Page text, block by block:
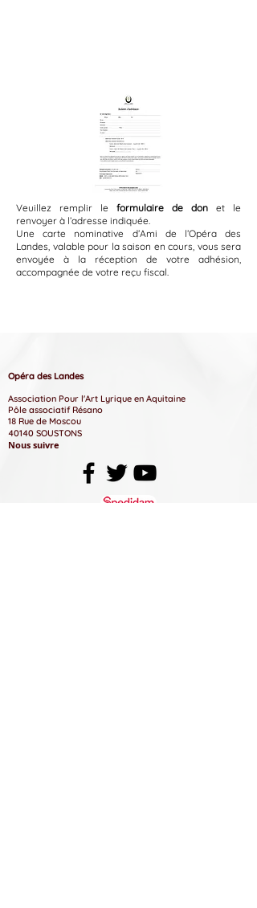
Veuillez remplir le formulaire de don et le
renvoyer à l’adresse indiquée.
Une carte nominative d’Ami de l’Opéra des
Landes, valable pour la saison en cours, vous sera
envoyée à la réception de votre adhésion,
accompagnée de votre reçu fiscal.
Opéra des Landes
Association Pour l'Art Lyrique en Aquitaine​
Pôle associatif Résano
18 Rue de Moscou
40140 SOUSTONS
Nous suivre